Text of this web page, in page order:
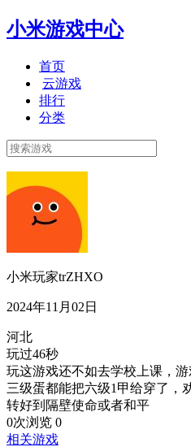
小米游戏中心
首页
云游戏
排行
分类
小米玩家trZHXO
2024年11月02日
河北
玩过46秒
玩这游戏还不如去学校上课，
三级蛋都能把六级1甲给穿了，
转好到隔壁使命或者和平
0次浏览 0
相关游戏